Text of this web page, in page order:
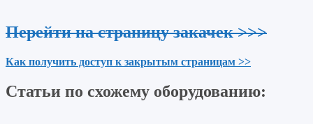
Перейти на страницу закачек >>>
Как получить доступ к закрытым страницам >>
Статьи по схожему оборудованию: